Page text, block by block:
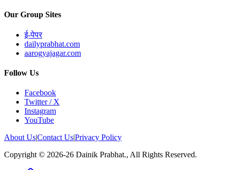
Our Group Sites
ई-पेपर
dailyprabhat.com
aarogyajagar.com
Follow Us
Facebook
Twitter / X
Instagram
YouTube
About Us|Contact Us|Privacy Policy
Copyright © 2026-26 Dainik Prabhat., All Rights Reserved.